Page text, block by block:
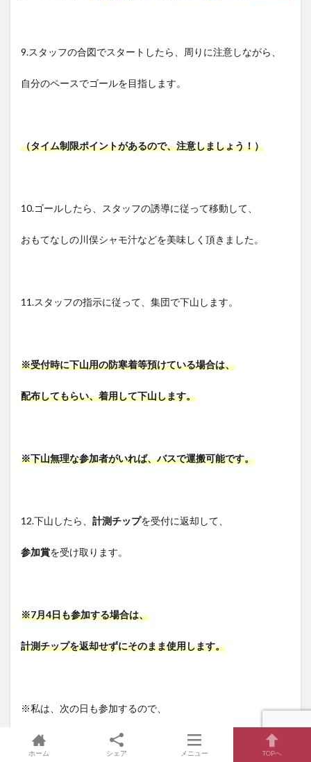
9.スタッフの合図でスタートしたら、周りに注意しながら、
自分のペースでゴールを目指します。
（タイム制限ポイントがあるので、注意しましょう！）
10.ゴールしたら、スタッフの誘導に従って移動して、
おもてなしの川俣シャモ汁などを美味しく頂きました。
11.スタッフの指示に従って、集団で下山します。
※受付時に下山用の防寒着等預けている場合は、
配布してもらい、着用して下山します。
※下山無理な参加者がいれば、バスで運搬可能です。
12.下山したら、 計測チップを受付に返却して、
参加賞を受け取ります。
※7月4日も参加する場合は、
計測チップを返却せずにそのまま使用します。
※私は、次の日も参加するので、
車でそのまま帰宅しました。
ホーム シェア メニュー TOPへ